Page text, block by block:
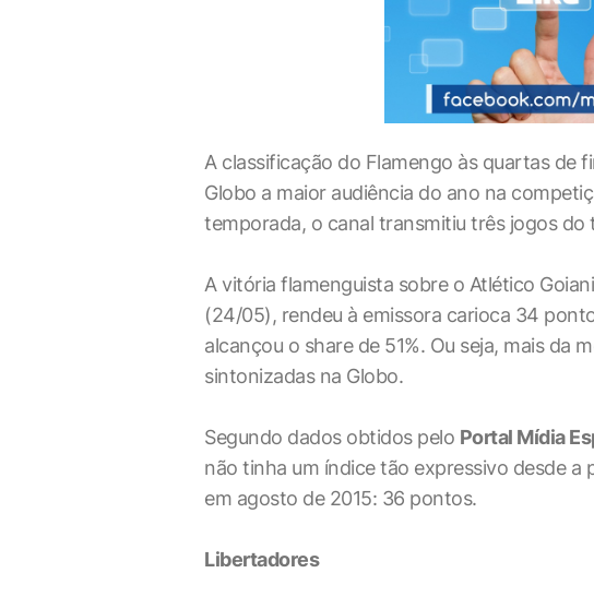
A classificação do Flamengo às quartas de
Globo a maior audiência do ano na
temporada, o canal transmitiu três jogos do
A vitória flamenguista sobre o Atlético
(24/05), rendeu à emissora carioca 34
alcançou o share de 51%. Ou seja, mais da
sintonizadas na Globo.
Segundo dados obtidos pelo Portal Mídia
não tinha um índice tão expressivo desde a
em agosto de 2015: 36 pontos.
Libertadores